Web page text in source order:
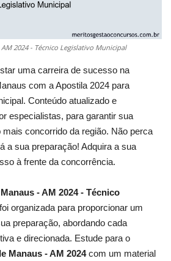
2024 - Técnico Legislativo Municipal
uma carreira de sucesso na
com a Apostila 2024 para
Conteúdo atualizado e
especialistas, para garantir sua
concorrido da região. Não perca
a sua preparação! Adquira a sua
à frente da concorrência.
- AM 2024 - Técnico
foi organizada para proporcionar um
preparação, abordando cada
e direcionada. Estude para o
Manaus - AM 2024com um material